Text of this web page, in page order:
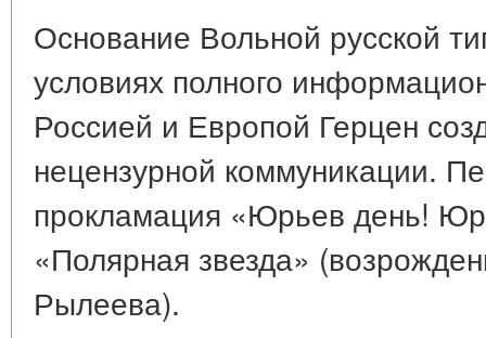
Основание Вольной русской
условиях полного
Россией и Европой Герцен
нецензурной коммуникации.
прокламация «Юрьев день!
«Полярная звезда»
Рылеева).